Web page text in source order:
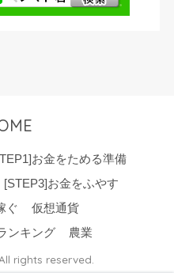
お金をためる準備
[STEP3]お金をふやす
ぐ
仮想通貨
ンキング
農業
rights reserved.